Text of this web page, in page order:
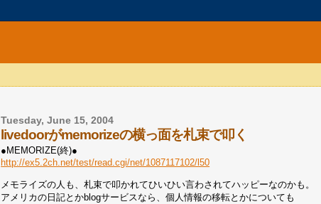
Tuesday, June 15, 2004
livedoorがmemorizeの横っ面を札束で叩く
●MEMORIZE(終)●
http://ex5.2ch.net/test/read.cgi/net/1087117102/l50
メモライズの人も、札束で叩かれてひいひい言わされてハッピーなのかも。
アメリカの日記とかblogサービスなら、個人情報の移転とかについても